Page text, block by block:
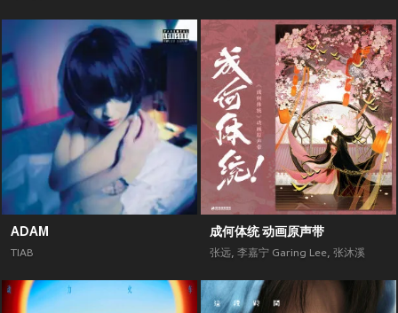
ADAM
TIAB
成何体统 动画原声带
张远, 李嘉宁 Garing Lee, 张沐溪